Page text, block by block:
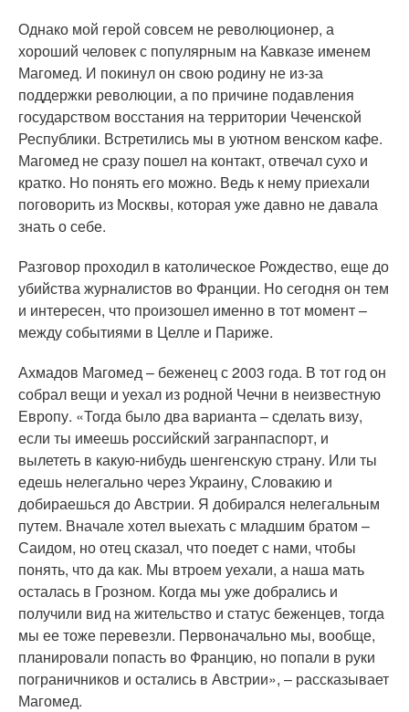
Однако мой герой совсем не революционер, а
хороший человек с популярным на Кавказе именем
Магомед. И покинул он свою родину не из-за
поддержки революции, а по причине подавления
государством восстания на территории Чеченской
Республики. Встретились мы в уютном венском кафе.
Магомед не сразу пошел на контакт, отвечал сухо и
кратко. Но понять его можно. Ведь к нему приехали
поговорить из Москвы, которая уже давно не давала
знать о себе.
Разговор проходил в католическое Рождество, еще до
убийства журналистов во Франции. Но сегодня он тем
и интересен, что произошел именно в тот момент –
между событиями в Целле и Париже.
Ахмадов Магомед – беженец с 2003 года. В тот год он
собрал вещи и уехал из родной Чечни в неизвестную
Европу. «Тогда было два варианта – сделать визу,
если ты имеешь российский загранпаспорт, и
вылететь в какую-нибудь шенгенскую страну. Или ты
едешь нелегально через Украину, Словакию и
добираешься до Австрии. Я добирался нелегальным
путем. Вначале хотел выехать с младшим братом –
Саидом, но отец сказал, что поедет с нами, чтобы
понять, что да как. Мы втроем уехали, а наша мать
осталась в Грозном. Когда мы уже добрались и
получили вид на жительство и статус беженцев, тогда
мы ее тоже перевезли. Первоначально мы, вообще,
планировали попасть во Францию, но попали в руки
пограничников и остались в Австрии», – рассказывает
Магомед.